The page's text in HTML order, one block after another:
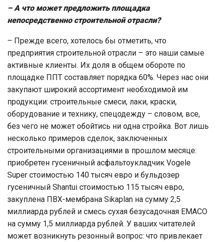
– А что может предложить площадка
непосредственно строительной отрасли?
– Прежде всего, хотелось бы отметить, что
предприятия строительной отрасли – это наши самые
активные клиенты. Их доля в общем обороте по
площадке ППТ составляет порядка 60%. Через нас они
закупают широкий ассортимент необходимой им
продукции: строительные смеси, лаки, краски,
оборудование и технику, спецодежду – словом, все,
без чего не может обойтись ни одна стройка. Вот лишь
несколько примеров сделок, заключенных
строительными организациями в прошлом месяце:
приобретен гусеничный асфальтоукладчик Vogele
Super стоимостью 140 тысяч евро и бульдозер
гусеничный Shantui стоимостью 115 тысяч евро,
закуплена ПВХ-мембрана Sikaplan на сумму 2,5
миллиарда рублей и смесь сухая безусадочная EMACO
на сумму 1,5 миллиарда рублей. У ваших читателей
может возникнуть резонный вопрос: что привлекает